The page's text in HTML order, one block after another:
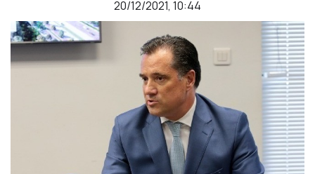
20/12/2021, 10:44